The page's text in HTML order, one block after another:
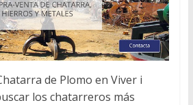
de Plomo en Viver i
los chatarreros más